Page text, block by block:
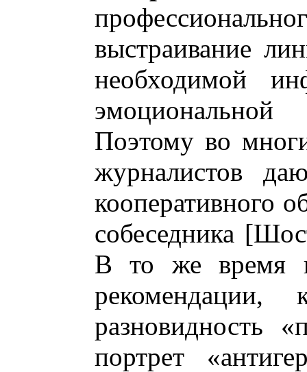
выстраивание
необходимой
Поэтому во
журналистов
кооперативного
собеседника
В то же время
рекомендации,
разновидность
портрет